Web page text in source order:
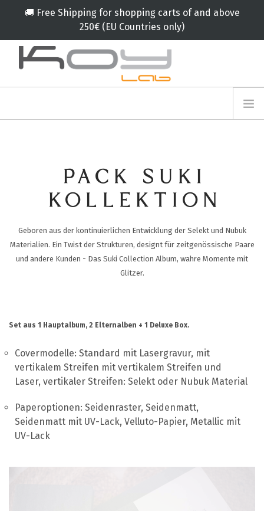
🚚 Free Shipping for shopping carts of and above
250€ (EU Countries only)
SERVICES🟠
PACK SUKI
KOLLEKTION
Geboren aus der kontinuierlichen Entwicklung der Selekt und Nubuk
Materialien. Ein Twist der Strukturen, designt für zeitgenössische Paare
und andere Kunden - Das Suki Collection Album, wahre Momente mit
Glitzer.
Set aus 1 Hauptalbum, 2 Elternalben + 1 Deluxe Box.
Covermodelle: Standard mit Lasergravur, mit
vertikalem Streifen mit vertikalem Streifen und
Laser, vertikaler Streifen: Selekt oder Nubuk Material
Paperoptionen: Seidenraster, Seidenmatt,
Seidenmatt mit UV-Lack, Velluto-Papier, Metallic mit
UV-Lack